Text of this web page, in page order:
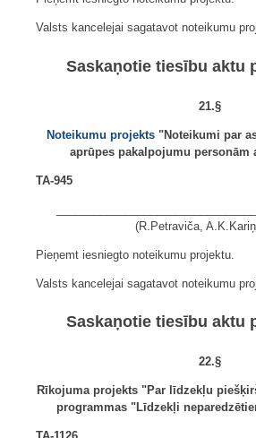
Valsts kancelejai sagatavot noteikumu
Saskaņotie tiesību aktu
21.§
Noteikumu projekts"Noteikumi par
aprūpes pakalpojumu personām
TA-945
(R.Petraviča,
Pieņemt iesniegto noteikumu projektu.
Valsts kancelejai sagatavot noteikumu
Saskaņotie tiesību aktu
22.§
Rīkojuma projekts "Par līdzekļu
programmas "Līdzekļi